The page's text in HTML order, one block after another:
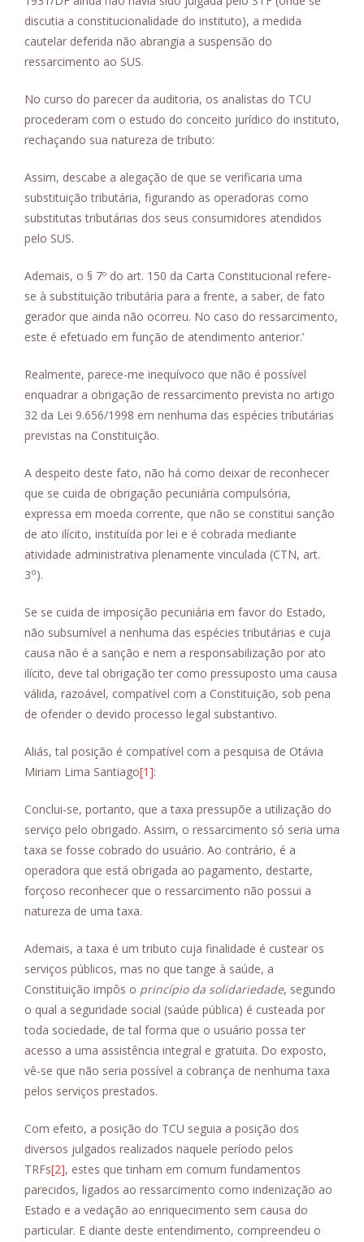
discutia a constitucionalidade do instituto), a medida
cautelar deferida não abrangia a suspensão do
ressarcimento ao SUS.
No curso do parecer da auditoria, os analistas do TCU
procederam com o estudo do conceito jurídico do instituto,
rechaçando sua natureza de tributo:
Assim, descabe a alegação de que se verificaria uma
substituição tributária, figurando as operadoras como
substitutas tributárias dos seus consumidores atendidos
pelo SUS.
Ademais, o § 7º do art. 150 da Carta Constitucional refere-
se à substituição tributária para a frente, a saber, de fato
gerador que ainda não ocorreu. No caso do ressarcimento,
este é efetuado em função de atendimento anterior.’
Realmente, parece-me inequívoco que não é possível
enquadrar a obrigação de ressarcimento prevista no artigo
32 da Lei 9.656/1998 em nenhuma das espécies tributárias
previstas na Constituição.
A despeito deste fato, não há como deixar de reconhecer
que se cuida de obrigação pecuniária compulsória,
expressa em moeda corrente, que não se constitui sanção
de ato ilícito, instituída por lei e é cobrada mediante
atividade administrativa plenamente vinculada (CTN, art.
3o).
Se se cuida de imposição pecuniária em favor do Estado,
não subsumível a nenhuma das espécies tributárias e cuja
causa não é a sanção e nem a responsabilização por ato
ilícito, deve tal obrigação ter como pressuposto uma causa
válida, razoável, compatível com a Constituição, sob pena
de ofender o devido processo legal substantivo.
Aliás, tal posição é compatível com a pesquisa de Otávia
Miriam Lima Santiago[1]:
Conclui-se, portanto, que a taxa pressupõe a utilização do
serviço pelo obrigado. Assim, o ressarcimento só seria uma
taxa se fosse cobrado do usuário. Ao contrário, é a
operadora que está obrigada ao pagamento, destarte,
forçoso reconhecer que o ressarcimento não possui a
natureza de uma taxa.
Ademais, a taxa é um tributo cuja finalidade é custear os
serviços públicos, mas no que tange à saúde, a
Constituição impôs o princípio da solidariedade, segundo
o qual a seguridade social (saúde pública) é custeada por
toda sociedade, de tal forma que o usuário possa ter
acesso a uma assistência integral e gratuita. Do exposto,
vê-se que não seria possível a cobrança de nenhuma taxa
pelos serviços prestados.
Com efeito, a posição do TCU seguia a posição dos
diversos julgados realizados naquele período pelos
TRFs[2], estes que tinham em comum fundamentos
parecidos, ligados ao ressarcimento como indenização ao
Estado e a vedação ao enriquecimento sem causa do
particular. E diante deste entendimento, compreendeu o